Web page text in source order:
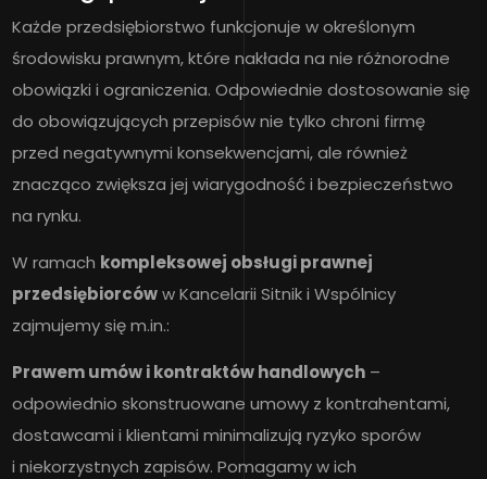
Każde przedsiębiorstwo funkcjonuje w określonym
środowisku prawnym, które nakłada na nie różnorodne
obowiązki i ograniczenia. Odpowiednie dostosowanie się
do obowiązujących przepisów nie tylko chroni firmę
przed negatywnymi konsekwencjami, ale również
znacząco zwiększa jej wiarygodność i bezpieczeństwo
na rynku.
W ramach kompleksowej obsługi prawnej
przedsiębiorcóww Kancelarii Sitnik i Wspólnicy
zajmujemy się m.in.:
Prawem umów i kontraktów handlowych–
odpowiednio skonstruowane umowy z kontrahentami,
dostawcami i klientami minimalizują ryzyko sporów
i niekorzystnych zapisów. Pomagamy w ich